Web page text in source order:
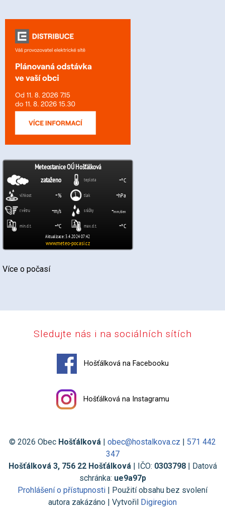
Více o počasí
Sledujte nás i na sociálních sítích
Hošťálková na Facebooku
Hošťálková na Instagramu
© 2026 Obec Hošťálková | obec@hostalkova.cz | 571 442
347
Hošťálková 3, 756 22 Hošťálková| IČO: 0303798| Datová
schránka: ue9a97p
Prohlášení o přístupnosti | Použití obsahu bez svolení
autora zakázáno | Vytvořil Digiregion